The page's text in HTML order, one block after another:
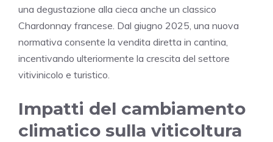
una degustazione alla cieca anche un classico
Chardonnay francese. Dal giugno 2025, una nuova
normativa consente la vendita diretta in cantina,
incentivando ulteriormente la crescita del settore
vitivinicolo e turistico.
Impatti del cambiamento
climatico sulla viticoltura